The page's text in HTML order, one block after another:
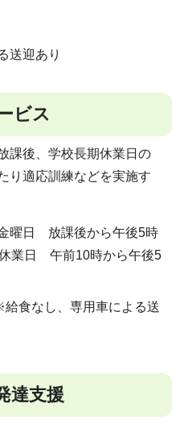
送迎あり
ビス
課後、学校長期休業日の
り適応訓練などを実施す
曜日 放課後から午後5時
業日 午前10時から午後5
なし、専用車による送
達支援